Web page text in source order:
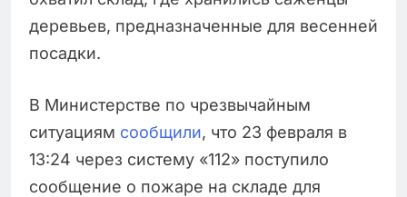
деревьев, предназначенные для весенней
посадки.
В Министерстве по чрезвычайным
ситуациям сообщили, что 23 февраля в
13:24 через систему «112» поступило
сообщение о пожаре на складе для